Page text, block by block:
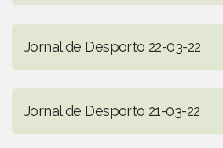
Jornal de Desporto 22-03-22
Jornal de Desporto 21-03-22